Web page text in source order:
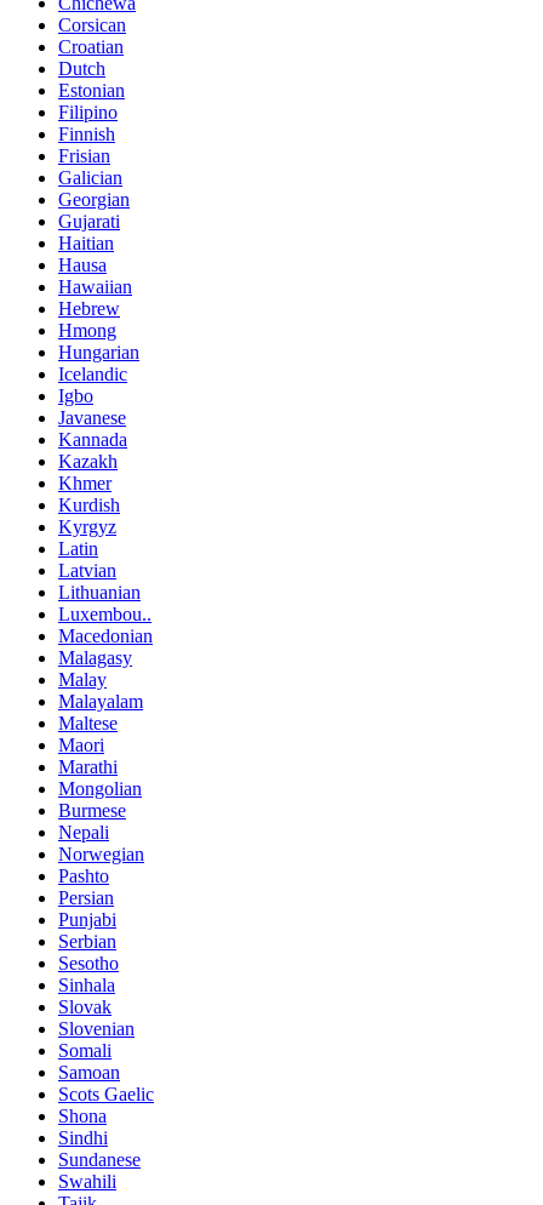
Corsican
Croatian
Dutch
Estonian
Filipino
Finnish
Frisian
Galician
Georgian
Gujarati
Haitian
Hausa
Hawaiian
Hebrew
Hmong
Hungarian
Icelandic
Igbo
Javanese
Kannada
Kazakh
Khmer
Kurdish
Kyrgyz
Latin
Latvian
Lithuanian
Luxembou..
Macedonian
Malagasy
Malay
Malayalam
Maltese
Maori
Marathi
Mongolian
Burmese
Nepali
Norwegian
Pashto
Persian
Punjabi
Serbian
Sesotho
Sinhala
Slovak
Slovenian
Somali
Samoan
Scots Gaelic
Shona
Sindhi
Sundanese
Swahili